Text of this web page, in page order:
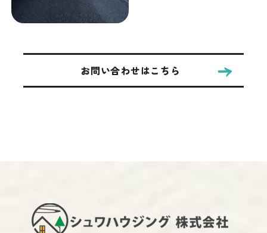
お問い合わせはこちら